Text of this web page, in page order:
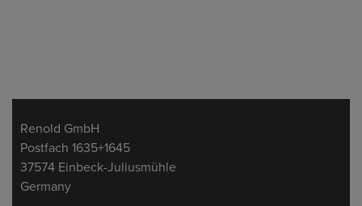
Adresse
Renold GmbH
Postfach 1635+1645
37574 Einbeck-Juliusmühle
Germany